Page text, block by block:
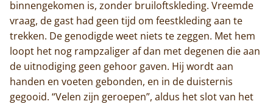
binnengekomen is, zonder bruiloftskleding. Vreemde
vraag, de gast had geen tijd om feestkleding aan te
trekken. De genodigde weet niets te zeggen. Met hem
loopt het nog rampzaliger af dan met degenen die aan
de uitnodiging geen gehoor gaven. Hij wordt aan
handen en voeten gebonden, en in de duisternis
gegooid. “Velen zijn geroepen”, aldus het slot van het